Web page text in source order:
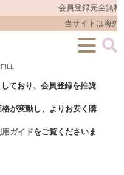
会員登録完全無
当サイトは海外
ており、会員登録を推奨
が変動し、よりお安く購
用ガイドをご覧くださいま